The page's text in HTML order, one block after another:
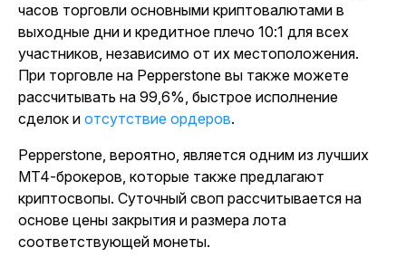
часов торговли основными криптовалютами в
выходные дни и кредитное плечо 10:1 для всех
участников, независимо от их местоположения.
При торговле на Pepperstone вы также можете
рассчитывать на 99,6%, быстрое исполнение
сделок и отсутствие ордеров.
Pepperstone, вероятно, является одним из лучших
MT4-брокеров, которые также предлагают
криптосвопы. Суточный своп рассчитывается на
основе цены закрытия и размера лота
соответствующей монеты.